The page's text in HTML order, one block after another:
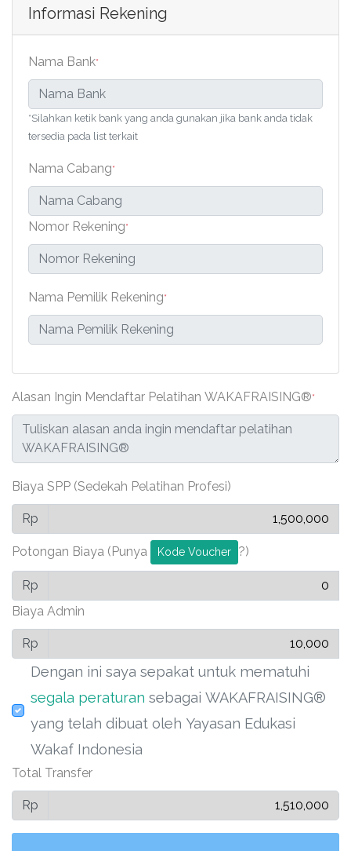
Informasi Rekening
Nama Bank*
*Silahkan ketik bank yang anda gunakan jika bank anda tidak
tersedia pada list terkait
Nama Cabang*
Nomor Rekening*
Nama Pemilik Rekening*
Alasan Ingin Mendaftar Pelatihan WAKAFRAISING®*
Biaya SPP (Sedekah Pelatihan Profesi)
Rp
Potongan Biaya (Punya Kode Voucher ?)
Rp
Biaya Admin
Rp
Dengan ini saya sepakat untuk mematuhi
segala peraturan sebagai WAKAFRAISING®
yang telah dibuat oleh Yayasan Edukasi
Wakaf Indonesia
Total Transfer
Rp